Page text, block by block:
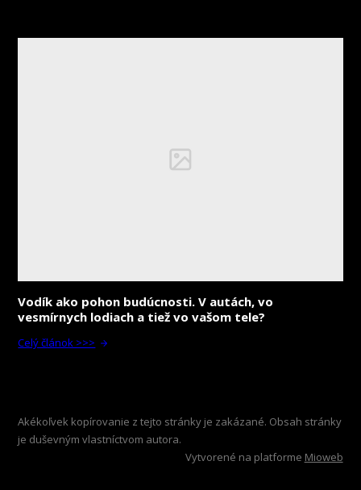
Vodík ako pohon budúcnosti. V autách, vo
vesmírnych lodiach a tiež vo vašom tele?
Celý článok >>>
Akékoľvek kopírovanie z tejto stránky je zakázané. Obsah stránky
je duševným vlastníctvom autora.
Vytvorené na platforme Mioweb